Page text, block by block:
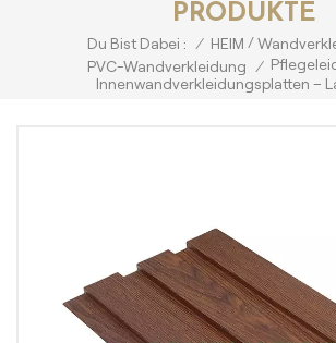
PRODUKTE
Du Bist Dabei : / HEIM /
PVC-Wandverkleidung
/
Innenwandverkleidungsplatten –